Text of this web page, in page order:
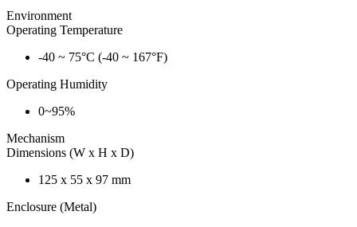
Environment
Operating Temperature
-40 ~ 75°C (-40 ~ 167°F)
Operating Humidity
0~95%
Mechanism
Dimensions (W x H x D)
125 x 55 x 97 mm
Enclosure (Metal)